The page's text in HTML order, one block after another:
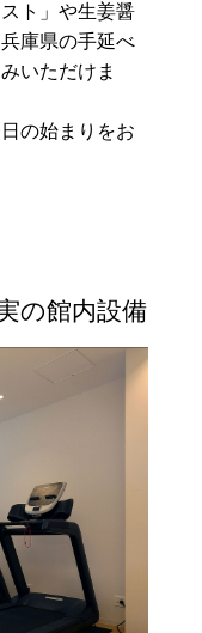
ト」や生姜醤
庫県の手延べ
いただけま
の始まりをお
の館内設備